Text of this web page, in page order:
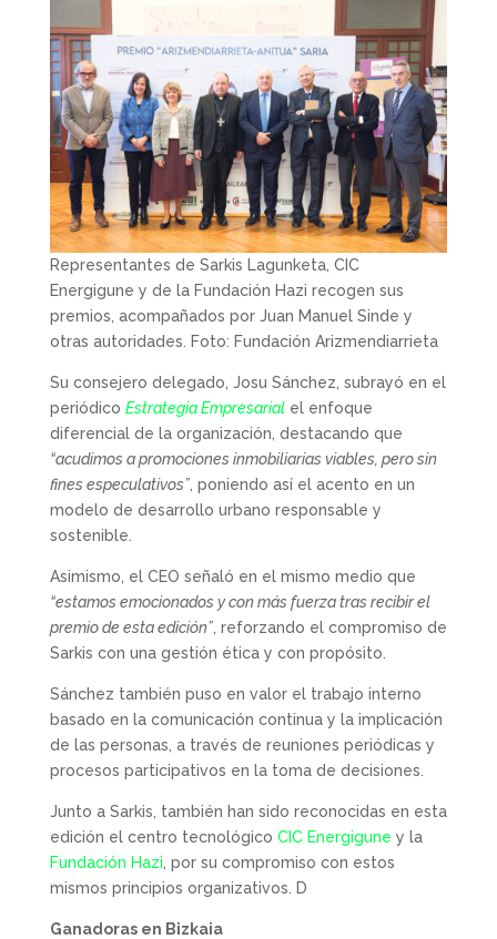
Representantes de Sarkis Lagunketa, CIC
Energigune y de la Fundación Hazi recogen sus
premios, acompañados por Juan Manuel Sinde y
otras autoridades. Foto: Fundación Arizmendiarrieta
Su consejero delegado, Josu Sánchez, subrayó en el
periódico Estrategia Empresarial el enfoque
diferencial de la organización, destacando que
“acudimos a promociones inmobiliarias viables, pero sin
fines especulativos”, poniendo así el acento en un
modelo de desarrollo urbano responsable y
sostenible.
Asimismo, el CEO señaló en el mismo medio que
“estamos emocionados y con más fuerza tras recibir el
premio de esta edición”, reforzando el compromiso de
Sarkis con una gestión ética y con propósito.
Sánchez también puso en valor el trabajo interno
basado en la comunicación continua y la implicación
de las personas, a través de reuniones periódicas y
procesos participativos en la toma de decisiones.
Junto a Sarkis, también han sido reconocidas en esta
edición el centro tecnológico CIC Energigune y la
Fundación Hazi , por su compromiso con estos
mismos principios organizativos. D
Ganadoras en Bizkaia